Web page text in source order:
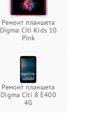
Ремонт планшета
Digma Citi Kids 10
Pink
Ремонт планшета
Digma Citi 8 E400
4G